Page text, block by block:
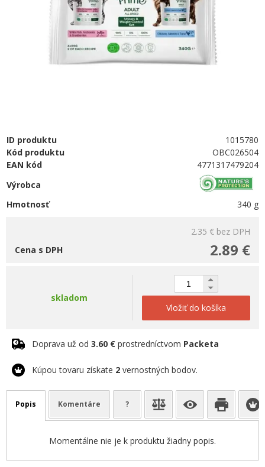
ID produktu
1015780
Kód produktu
OBC026504
EAN kód
4771317479204
Výrobca
Hmotnosť
340 g
2.35 € bez DPH
2.89 €
Cena s DPH
skladom
Vložiť do košíka
Doprava už od 3.60 € prostredníctvom Packeta
Kúpou tovaru získate 2 vernostných bodov.
Popis Komentáre ?
Momentálne nie je k produktu žiadny popis.